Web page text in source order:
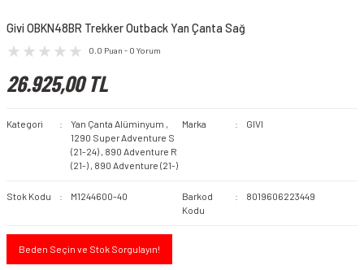
Givi OBKN48BR Trekker Outback Yan Çanta Sağ
0.0 Puan - 0 Yorum
26.925,00 TL
Kategori Yan Çanta Alüminyum ,
1290 Super Adventure S
(21-24) , 890 Adventure R
(21-) , 890 Adventure (21-)
Marka GIVI
Stok Kodu M1244600-40
Barkod
Kodu
8019606223449
Beden Seçin ve Stok Sorgulayın!